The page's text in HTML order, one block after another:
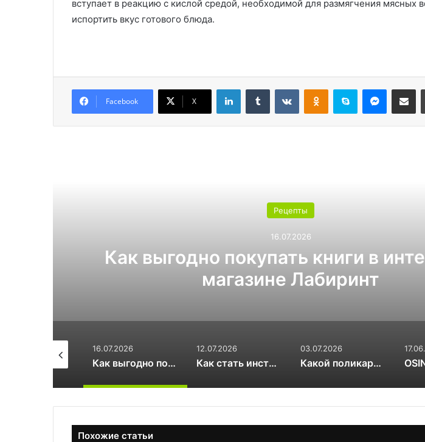
вступает в реакцию с кислой средой, необходимой для размягчения мясных
испортить вкус готового блюда.
Facebook X
LinkedInTumblr ВконтактеОдноклассники
Skype Поделиться
Рецепты
Как стать инструктором по
12.07.2026
Как стать инструктором по сноуборду
03.07.2026
Какой поликарбонат выбрать для теплицы: 4 или 6 мм
17.06.2026
OSINT и цифровой след RuDossier Telegram
Похожие статьи